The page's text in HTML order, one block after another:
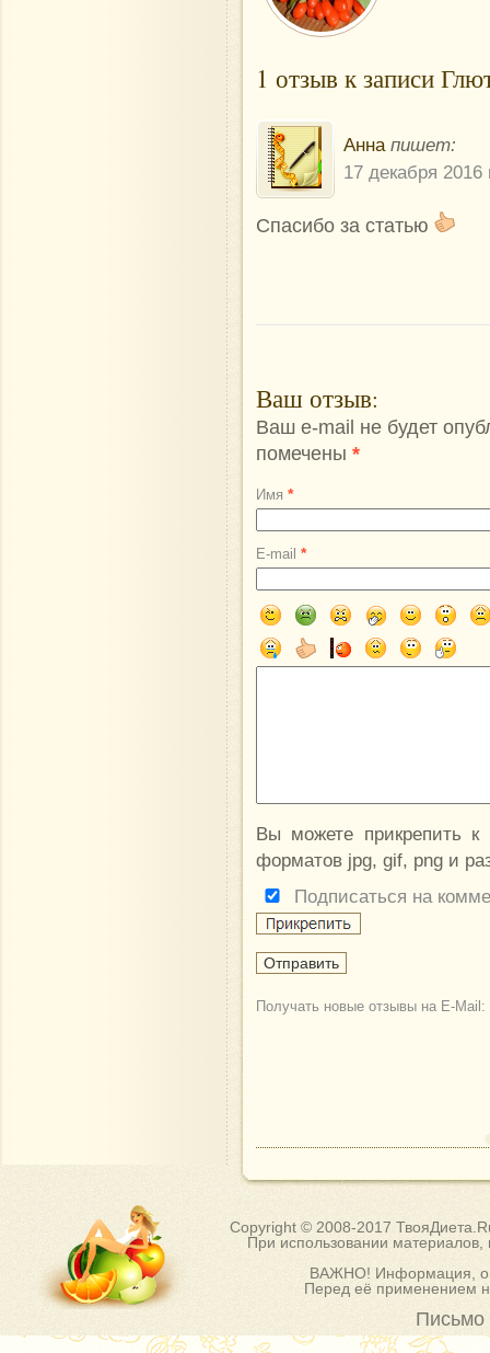
1 отзыв к записи
Анна пишет:
17 декабря 2016
Спасибо за статью
Ваш отзыв:
Ваш e-mail не будет
помечены *
Имя *
E-mail *
Вы можете прикрепить
форматов jpg, gif, png и
Подписаться на
Получать новые отзывы на E-Mail:
Copyright © 2008-2017
При использовании материалов,
ВАЖНО! Информация,
Перед её применением
Письмо